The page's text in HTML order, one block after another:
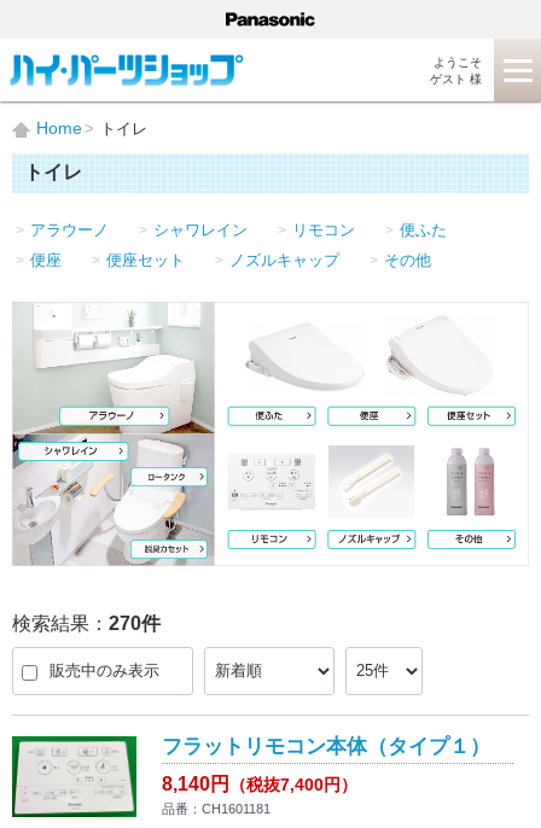
ようこそ
ゲスト 様
Home トイレ
トイレ
アラウーノ シャワレイン リモコン
便ふた
便座
便座セット ノズルキャップ その他
検索結果： 270件
販売中のみ表示
フラットリモコン本体（タイプ１）
8,140円 （税抜7,400円）
品番：CH1601181